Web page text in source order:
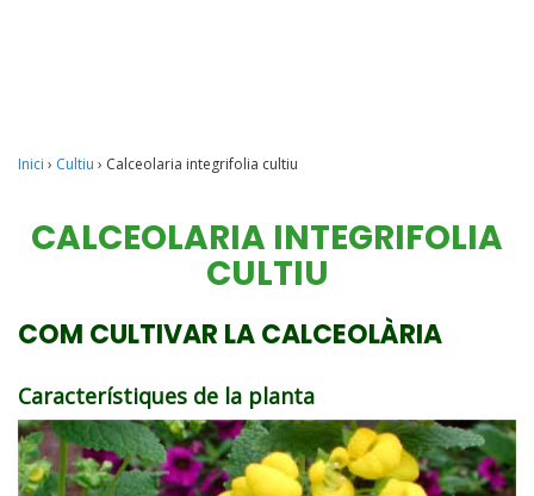
Inici › Cultiu › Calceolaria integrifolia cultiu
CALCEOLARIA INTEGRIFOLIA
CULTIU
COM CULTIVAR LA CALCEOLÀRIA
Característiques de la planta